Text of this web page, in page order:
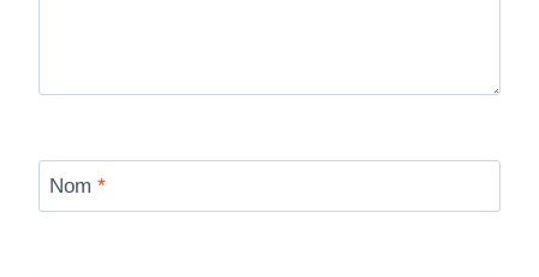
Nom *